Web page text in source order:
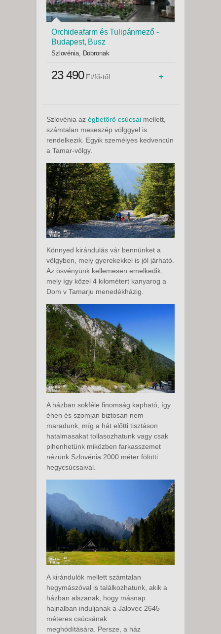
Orchideafarm és Tulipánmező -
Budapest, Busz
Szlovénia, Dobronak
23 490 Ft/fő-től +
Szlovénia az égbetörő csúcsai mellett,
számtalan meseszép völggyel is
rendelkezik. Egyik személyes kedvencün
a Tamar-völgy.
Könnyed kirándulás vár bennünket a
völgyben, mely gyerekekkel is jól járható.
Az ösvényünk kellemesen emelkedik,
mely így közel 4 kilométert kanyarog a
Dom v Tamarju menedékházig.
A házban sokféle finomság kapható, így
éhen és szomjan biztosan nem
maradunk, míg a hát előtti tisztáson
hatalmasakat tollasozhatunk vagy csak
pihenhetünk miközben farkasszemet
nézünk Szlovénia 2000 méter fölötti
hegycsúcsaival.
A kirándulók mellett számtalan
hegymászóval is találkozhatunk, akik a
házban alszanak, hogy másnap
hajnalban induljanak a Jalovec 2645
méteres csúcsának
meghódítására. Persze, a ház